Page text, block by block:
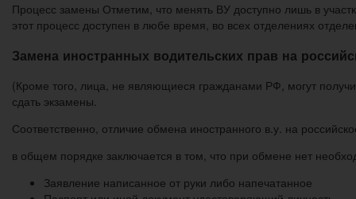
Процесс замены Отметим, что менять ВУ доступно лишь в
этот процесс доступен в любе время, во всех отделениях
Замена иностранных водительских прав на
(Кроме того, лица, не являющиеся гражданами РФ, могут
сдать экзамены.
Соответственно, отличие обмена иностранного в.у. на
в общем порядке заключается в том, что при обмене нет
Заявление написанное от руки либо напечатанное